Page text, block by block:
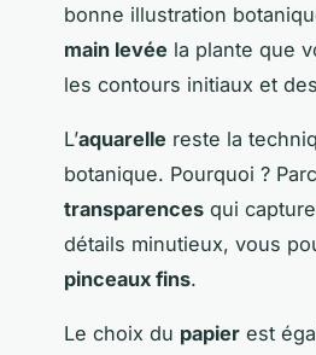
bonne illustration
main levée la plante que
les contours initiaux et
L’aquarelle reste la
botanique. Pourquoi ?
transparences qui
détails minutieux, vous
pinceaux fins.
Le choix du papier est